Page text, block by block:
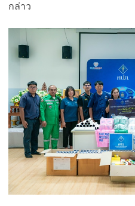
กล่าว